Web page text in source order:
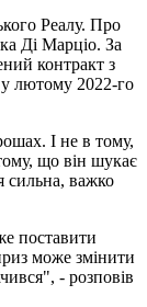
Реалу. Про
Ді Марціо. За
контракт з
лютому 2022-го
І не в тому,
що він шукає
сильна, важко
поставити
може змінити
- розповів